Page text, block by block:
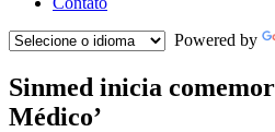
Powered by
Sinmed inicia
Médico’